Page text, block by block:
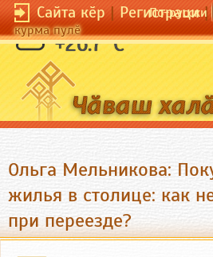
Сайта кӗр|Регистраци|
курма пулӗ
По-русски
+26.7 °C
Ольга Мельникова:
жилья в столице: как
при переезде?